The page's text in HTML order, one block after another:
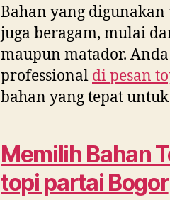
Bahan yang
juga beragam, mulai
maupun matador.
professional dipesan
bahan yang tepat
Memilih Bahan
topi partai Bogor